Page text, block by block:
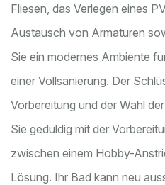
Fliesen, das Verlegen eines
Austausch von Armaturen
Sie ein modernes Ambiente
einer Vollsanierung. Der
Vorbereitung und der Wahl
Sie geduldig mit der
zwischen einem Hobby-
Lösung. Ihr Bad kann neu